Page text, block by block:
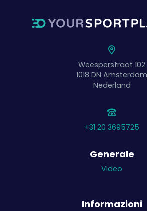
Weesperstraat 102
1018 DN Amsterdam
Nederland
+31 20 3695725
Generale
Video
Informazioni